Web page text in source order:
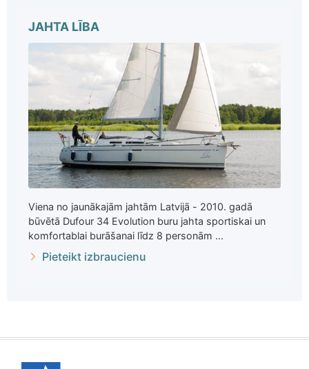
JAHTA LĪBA
Viena no jaunākajām jahtām Latvijā - 2010. gadā
būvētā Dufour 34 Evolution buru jahta sportiskai un
komfortablai burāšanai līdz 8 personām ...
Pieteikt izbraucienu